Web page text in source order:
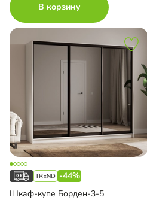
В корзину
-44%
Шкаф-купе Борден-3-5